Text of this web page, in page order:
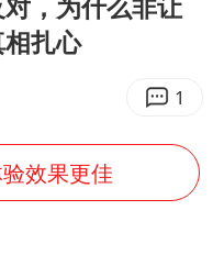
内过夜被收150元
来了吗
序停课
，为什么非让
扎心
1
效果更佳